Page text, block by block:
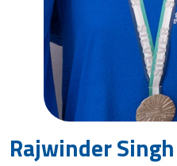
Rajwinder Singh